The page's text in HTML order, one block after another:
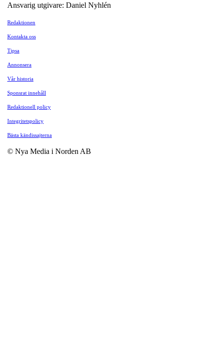
Ansvarig utgivare: Daniel Nyhlén
Redaktionen
Kontakta oss
Tipsa
Annonsera
Vår historia
Sponsrat innehåll
Redaktionell policy
Integritetspolicy
Bästa kändissajterna
© Nya Media i Norden AB